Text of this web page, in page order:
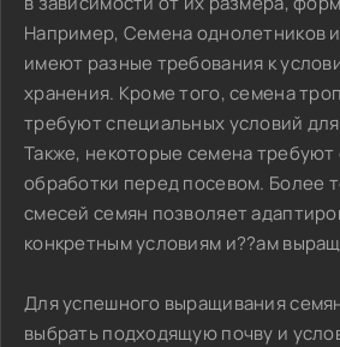
Например, Семена однолетников
имеют разные требования к
хранения. Кроме того, семена
требуют специальных условий
Также, некоторые семена
обработки перед посевом. Более
смесей семян позволяет
конкретным условиям и??ам
Для успешного выращивания
выбрать подходящую почву и